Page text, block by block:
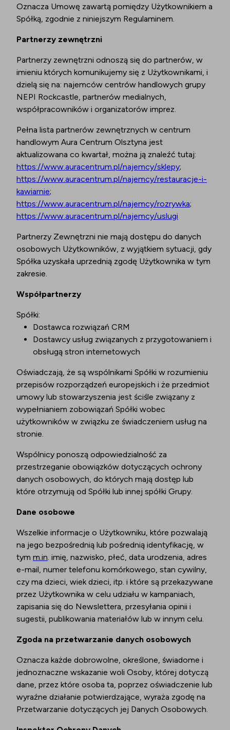
Oznacza Umowę zawartą pomiędzy Użytkownikiem a
Spółką, zgodnie z niniejszym Regulaminem.
Partnerzy zewnętrzni
Partnerzy zewnętrzni odnoszą się do partnerów, w
imieniu których komunikujemy się z Użytkownikami, i
dzielą się na: najemców centrów handlowych grupy
NEPI Rockcastle, partnerów medialnych,
współpracowników i organizatorów imprez.
Pełna lista partnerów zewnętrznych w centrum
handlowym Aura Centrum Olsztyna jest
aktualizowana co kwartał, można ją znaleźć tutaj:
https://www.auracentrum.pl/najemcy/sklepy;
https://www.auracentrum.pl/najemcy/restauracje-i-
kawiarnie;
https://www.auracentrum.pl/najemcy/rozrywka;
https://www.auracentrum.pl/najemcy/uslugi
Partnerzy Zewnętrzni nie mają dostępu do danych
osobowych Użytkowników, z wyjątkiem sytuacji, gdy
Spółka uzyskała uprzednią zgodę Użytkownika w tym
zakresie.
Współpartnerzy
Spółki:
Dostawca rozwiązań CRM
Dostawcy usług związanych z przygotowaniem i
obsługą stron internetowych
Oświadczają, że są wspólnikami Spółki w rozumieniu
przepisów rozporządzeń europejskich i że przedmiot
umowy lub stowarzyszenia jest ściśle związany z
wypełnianiem zobowiązań Spółki wobec
użytkowników w związku ze świadczeniem usług na
stronie.
Wspólnicy ponoszą odpowiedzialność za
przestrzeganie obowiązków dotyczących ochrony
danych osobowych, do których mają dostęp lub
które otrzymują od Spółki lub innej spółki Grupy.
Dane osobowe
Wszelkie informacje o Użytkowniku, które pozwalają
na jego bezpośrednią lub pośrednią identyfikację, w
tym m.in. imię, nazwisko, płeć, data urodzenia, adres
e-mail, numer telefonu komórkowego, stan cywilny,
czy ma dzieci, wiek dzieci, itp. i które są przekazywane
przez Użytkownika w celu udziału w kampaniach,
zapisania się do Newslettera, przesyłania opinii i
sugestii, publikowania materiałów lub w innym celu.
Zgoda na przetwarzanie danych osobowych
Oznacza każde dobrowolne, określone, świadome i
jednoznaczne wskazanie woli Osoby, której dotyczą
dane, przez które osoba ta, poprzez oświadczenie lub
wyraźne działanie potwierdzające, wyraża zgodę na
Przetwarzanie dotyczących jej Danych Osobowych.